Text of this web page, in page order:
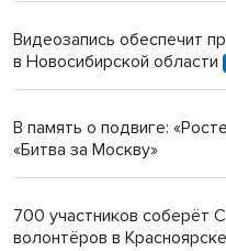
Новосибирский
Видеозапись обеспечит
в Новосибирской области
В память о подвиге:
«Битва за Москву»
700 участников соберёт
волонтёров в Красноярске